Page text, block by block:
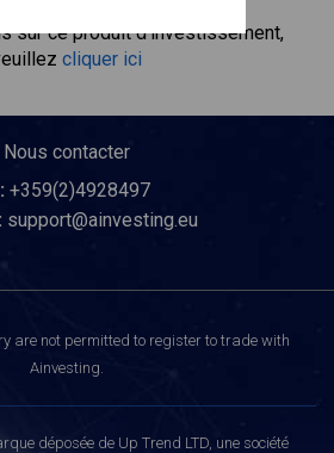
sur ce produit d'investissement,
cliquer ici
Nous contacter
+359(2)4928497
support@ainvesting.eu
are not permitted to register to trade with
Ainvesting.
déposée de Up Trend LTD, une société